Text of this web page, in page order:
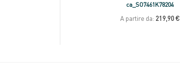
ca_SO7461K78204
A partire da: 219,90 €